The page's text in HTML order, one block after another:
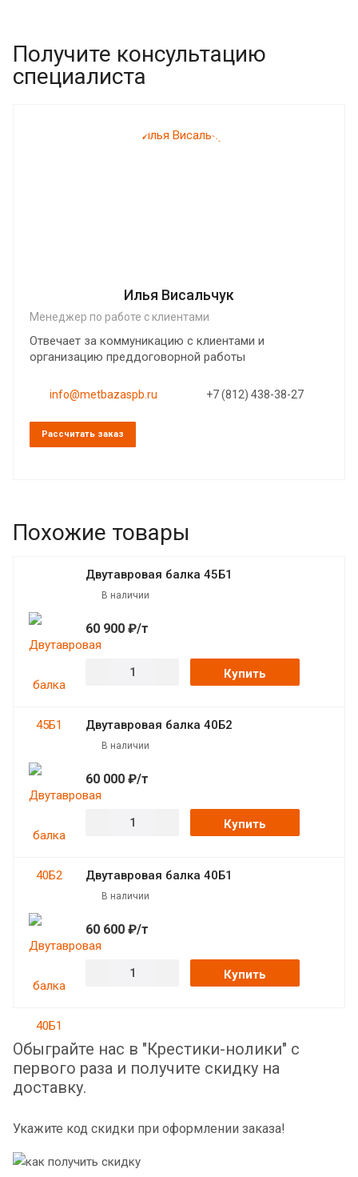
Получите консультацию
специалиста
Илья Висальчук
Менеджер по работе с клиентами
Отвечает за коммуникацию с клиентами и
организацию преддоговорной работы
info@metbazaspb.ru +7 (812) 438-38-27
Рассчитать заказ
Похожие товары
Двутавровая балка 45Б1
В наличии
60 900 ₽/т
Купить
Двутавровая балка 40Б2
В наличии
60 000 ₽/т
Купить
Двутавровая балка 40Б1
В наличии
60 600 ₽/т
Купить
Обыграйте нас в "Крестики-нолики" с
первого раза и получите скидку на
доставку.
Укажите код скидки при оформлении заказа!